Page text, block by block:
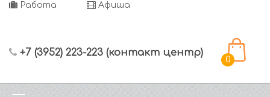
Работа
Афиша
+7 (3952) 223-223 (контакт центр)
0